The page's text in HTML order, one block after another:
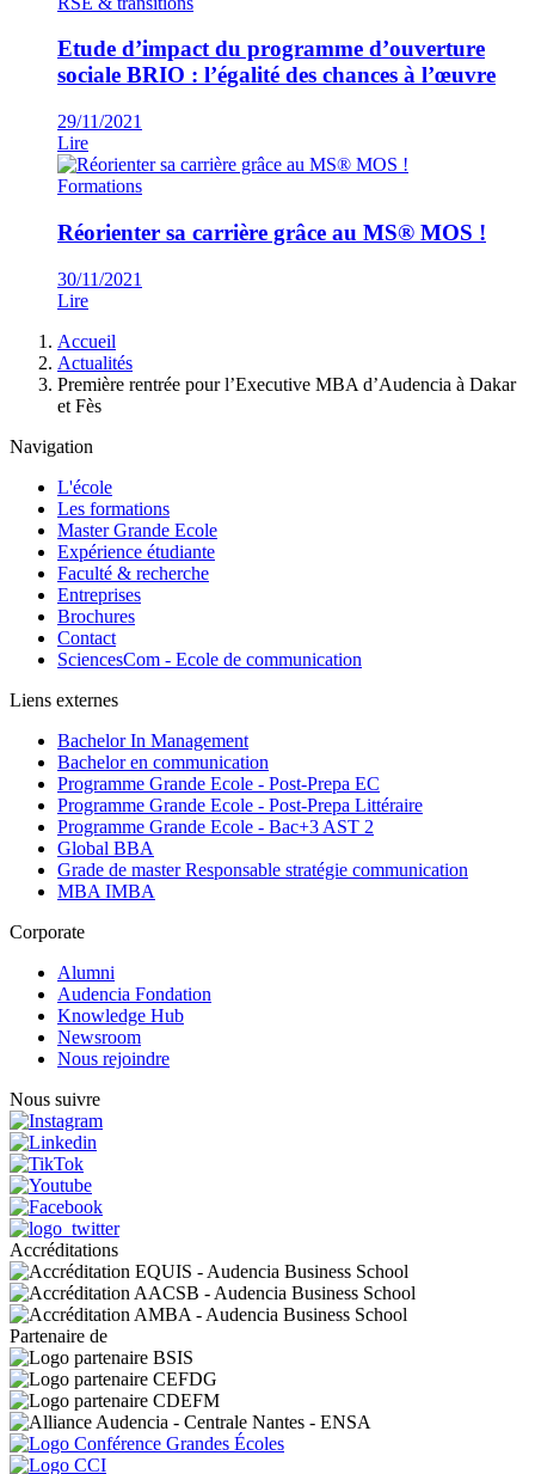
Etude d’impact du programme d’ouverture
sociale BRIO : l’égalité des chances à l’œuvre
29/11/2021
Lire
Formations
Réorienter sa carrière grâce au MS® MOS !
30/11/2021
Lire
d'Ariane
Accueil
Actualités
Première rentrée pour l’Executive MBA d’Audencia à Dakar
et Fès
Navigation
L'école
Les formations
Master Grande Ecole
Expérience étudiante
Faculté & recherche
Entreprises
Brochures
Contact
SciencesCom - Ecole de communication
Liens externes
Bachelor In Management
Bachelor en communication
Programme Grande Ecole - Post-Prepa EC
Programme Grande Ecole - Post-Prepa Littéraire
Programme Grande Ecole - Bac+3 AST 2
Global BBA
Grade de master Responsable stratégie communication
MBA IMBA
Corporate
Alumni
Audencia Fondation
Knowledge Hub
Newsroom
Nous rejoindre
Nous suivre
Accréditations
Partenaire de